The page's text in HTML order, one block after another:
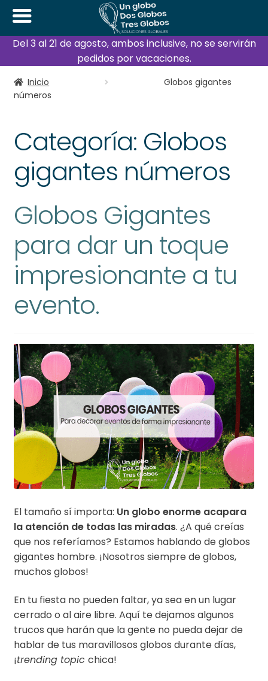
Del 3 al 21 de agosto, ambos inclusive, no se servirán
pedidos por vacaciones.
Inicio
Globos gigantes
números
Categoría: Globos
gigantes números
Globos Gigantes
para dar un toque
impresionante a tu
evento.
El tamaño sí importa: Un globo enorme acapara
la atención de todas las miradas. ¿A qué creías
que nos referíamos? Estamos hablando de globos
gigantes hombre. ¡Nosotros siempre de globos,
muchos globos!
En tu fiesta no pueden faltar, ya sea en un lugar
cerrado o al aire libre. Aquí te dejamos algunos
trucos que harán que la gente no pueda dejar de
hablar de tus maravillosos globos durante días,
¡trending topic chica!